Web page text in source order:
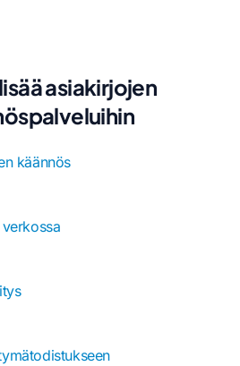
asiakirjojen
käännös